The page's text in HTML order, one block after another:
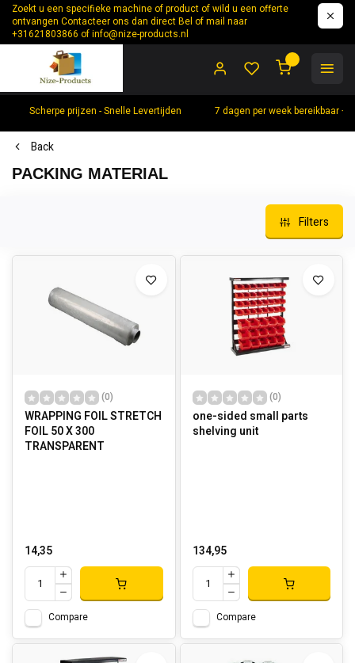
Zoekt u een specifieke machine of product of wild u een offerte
ontvangen Contacteer ons dan direct Bel of mail naar
+31621803866 ofinfo@nize-products.nl
Scherpe prijzen - Snelle Levertijden 7 dagen per week bereikbaar
Back
PACKING MATERIAL
Filters
(0)
WRAPPING FOIL STRETCH
FOIL 50 X 300
TRANSPARENT
14,35
Compare
(0)
one-sided small parts
shelving unit
134,95
Compare